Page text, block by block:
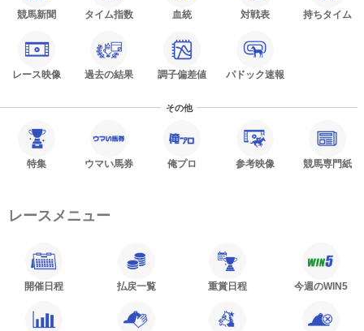
競馬新聞 タイム指数 血統 対戦表 持ちタイム
レース映像 過去の結果 調子偏差値 パドック速報
その他
特集 ウマい馬券 俺プロ 参考映像 競馬専門紙
レースメニュー
開催日程 払戻一覧 重賞日程 今週のWIN5